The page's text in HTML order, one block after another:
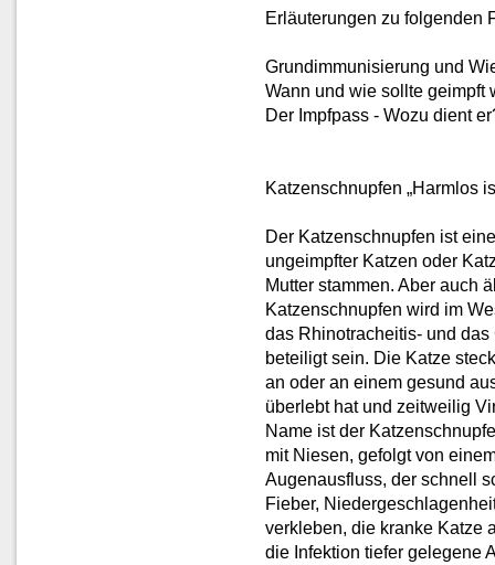
Erläuterungen zu folgenden
Grundimmunisierung und
Wann und wie sollte geimpft
Der Impfpass - Wozu dient
Katzenschnupfen „Harmlos
Der Katzenschnupfen ist
ungeimpfter Katzen oder
Mutter stammen. Aber auch
Katzenschnupfen wird im
das Rhinotracheitis- und
beteiligt sein. Die Katze
an oder an einem gesund
überlebt hat und zeitweilig
Name ist der
mit Niesen, gefolgt von
Augenausfluss, der schnell
Fieber,
verkleben, die kranke Katze
die Infektion tiefer gelegene